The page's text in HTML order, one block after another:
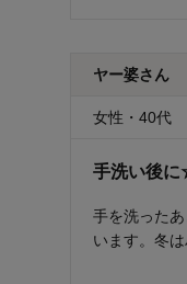
ヤー婆さん
女性・40代
手洗い後
手を洗った
います。冬